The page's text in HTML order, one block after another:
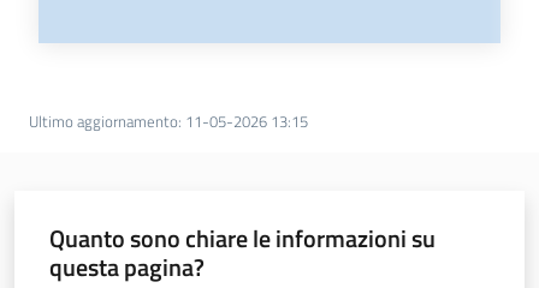
Ultimo aggiornamento: 11-05-2026 13:15
Quanto sono chiare le informazioni su
questa pagina?